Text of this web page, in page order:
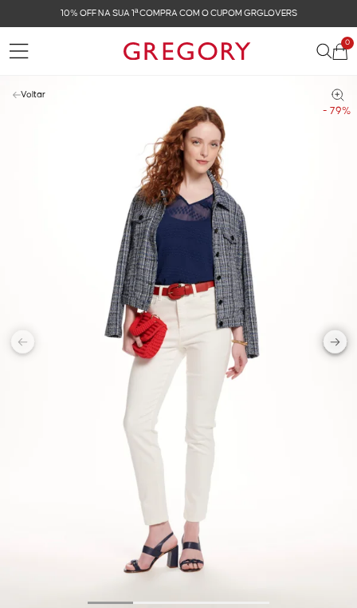
10% OFF NA SUA 1ª COMPRA COM O CUPOM GRGLOVERS
0
- 79%
Voltar